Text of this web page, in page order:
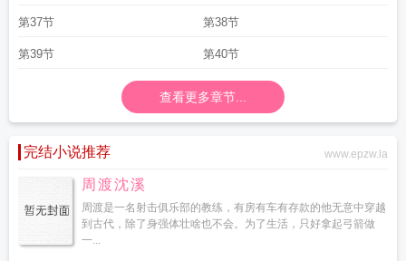
第37节 第38节
第39节 第40节
查看更多章节...
完结小说推荐 www.epzw.la
周渡沈溪
周渡是一名射击俱乐部的教练，有房有车有存款的他无意中穿越
到古代，除了身强体壮啥也不会。为了生活，只好拿起弓箭做
一...